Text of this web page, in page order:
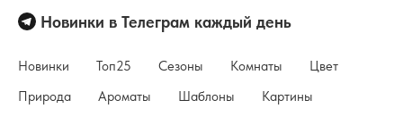
Новинки в Телеграм каждый день
Новинки Топ25 Сезоны Комнаты
Цвет
Природа
Ароматы Шаблоны
Картины